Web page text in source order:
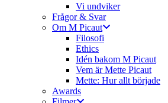
Vi undviker
Frågor & Svar
Om M Picaut
Filosofi
Ethics
Idén bakom M Picaut
Vem är Mette Picaut
Mette: Hur allt började
Awards